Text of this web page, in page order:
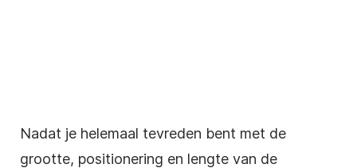
Nadat je helemaal tevreden bent met de
grootte, positionering en lengte van de